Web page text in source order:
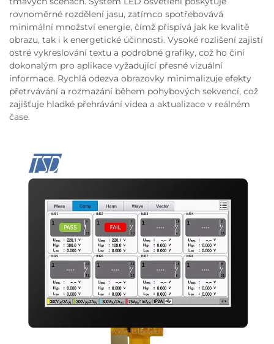
rovnoměrné rozdělení jasu, zatímco spotřebovává
minimální množství energie, čímž přispívá jak ke kvalitě
obrazu, tak i k energetické účinnosti. Vysoké rozlišení zajistí
ostré vykreslování textu a podrobné grafiky, což ho činí
dokonalým pro aplikace vyžadující přesné vizuální
informace. Rychlá odezva obrazovky minimalizuje efekty
přetrvávání a rozmazání během pohybových sekvencí, což
zajišťuje hladké přehrávání videa a aktualizace v reálném
čase.